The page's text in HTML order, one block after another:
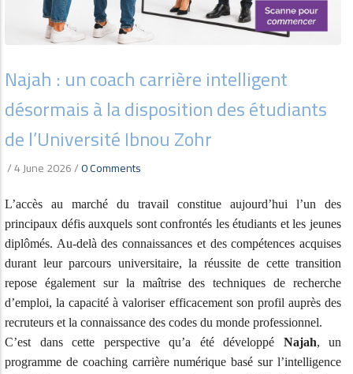
Najah : un coach carrière intelligent
désormais à la disposition des étudiants
de l’Université Ibnou Zohr
/4 June 2026/0 Comments
L’accès au marché du travail constitue aujourd’hui l’un des
principaux défis auxquels sont confrontés les étudiants et les jeunes
diplômés. Au-delà des connaissances et des compétences acquises
durant leur parcours universitaire, la réussite de cette transition
repose également sur la maîtrise des techniques de recherche
d’emploi, la capacité à valoriser efficacement son profil auprès des
recruteurs et la connaissance des codes du monde professionnel.
C’est dans cette perspective qu’a été développé Najah, un
programme de coaching carrière numérique basé sur l’intelligence